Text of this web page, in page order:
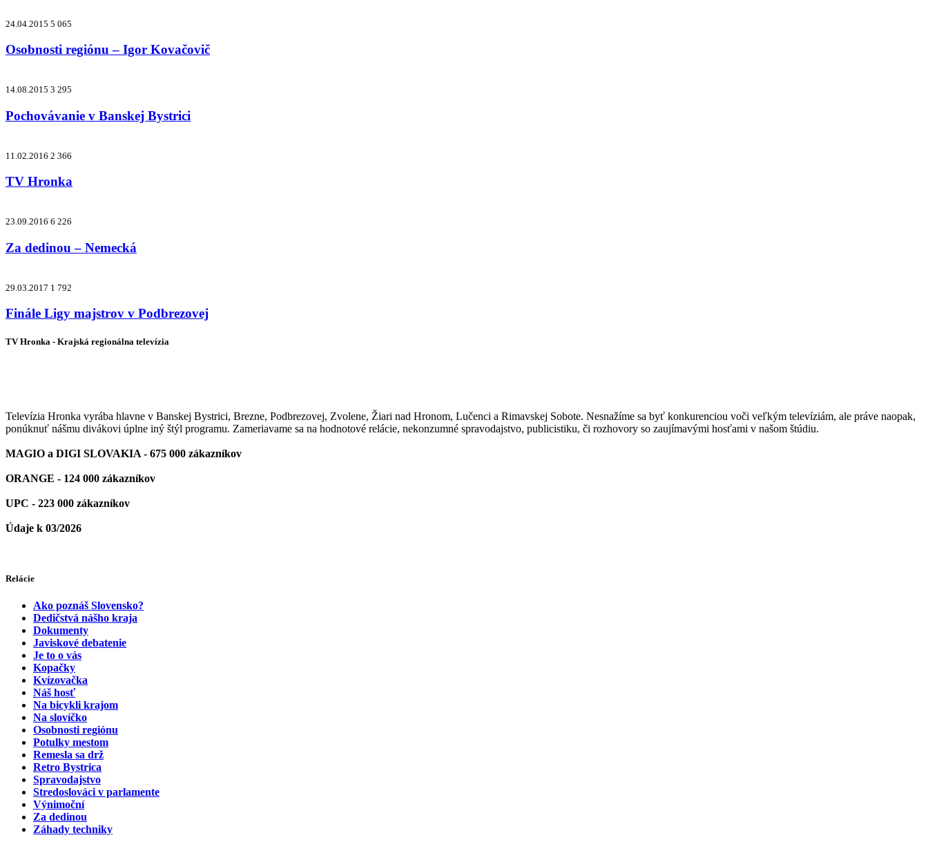
24.04.2015 5 065
Osobnosti regiónu – Igor Kovačovič
14.08.2015 3 295
Pochovávanie v Banskej Bystrici
11.02.2016 2 366
TV Hronka
23.09.2016 6 226
Za dedinou – Nemecká
29.03.2017 1 792
Finále Ligy majstrov v Podbrezovej
TV Hronka - Krajská regionálna televízia
Televízia Hronka vyrába hlavne v Banskej Bystrici, Brezne, Podbrezovej, Zvolene, Žiari nad Hronom, Lučenci a Rimavskej Sobote. Nesnažíme sa byť konkurenciou voči veľkým televíziám, ale práve naopak,
ponúknuť nášmu divákovi úplne iný štýl programu. Zameriavame sa na hodnotové relácie, nekonzumné spravodajstvo, publicistiku, či rozhovory so zaujímavými hosťami v našom štúdiu.
MAGIO a DIGI SLOVAKIA - 675 000 zákazníkov
ORANGE - 124 000 zákazníkov
UPC - 223 000 zákazníkov
Údaje k 03/2026
Relácie
Ako poznáš Slovensko?
Dedičstvá nášho kraja
Dokumenty
Javiskové debatenie
Je to o vás
Kopačky
Kvízovačka
Náš hosť
Na bicykli krajom
Na slovíčko
Osobnosti regiónu
Potulky mestom
Remesla sa drž
Retro Bystrica
Spravodajstvo
Stredoslováci v parlamente
Výnimoční
Za dedinou
Záhady techniky